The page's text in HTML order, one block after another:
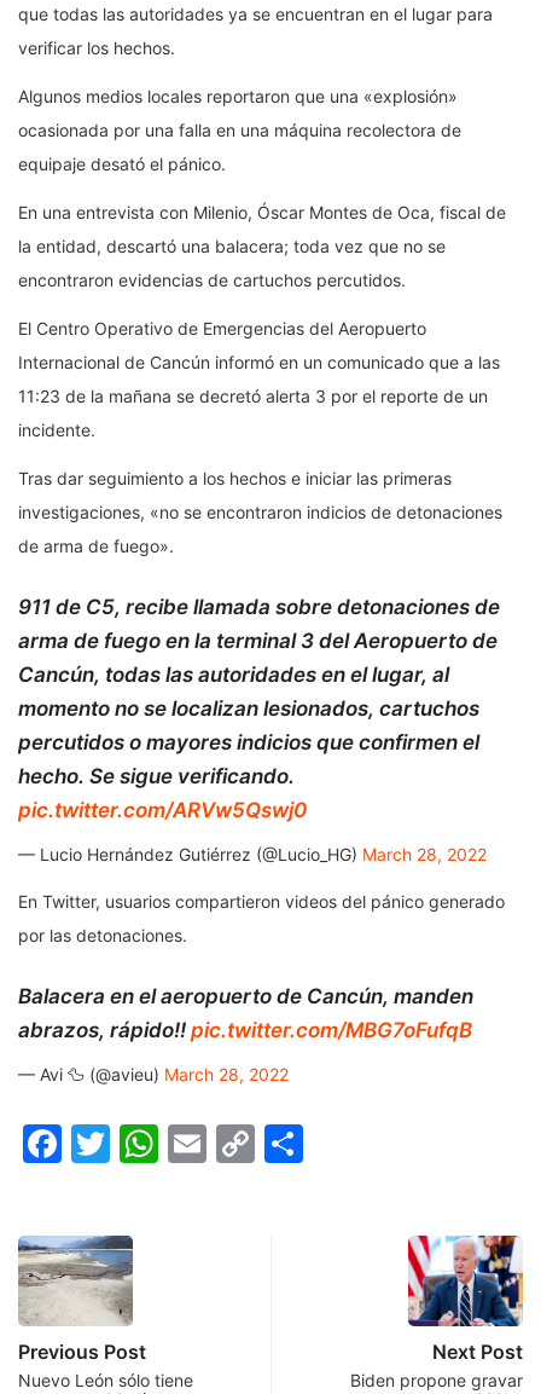
que todas las autoridades ya se encuentran en el lugar para
verificar los hechos.
Algunos medios locales reportaron que una «explosión»
ocasionada por una falla en una máquina recolectora de
equipaje desató el pánico.
En una entrevista con Milenio, Óscar Montes de Oca, fiscal de
la entidad, descartó una balacera; toda vez que no se
encontraron evidencias de cartuchos percutidos.
El Centro Operativo de Emergencias del Aeropuerto
Internacional de Cancún informó en un comunicado que a las
11:23 de la mañana se decretó alerta 3 por el reporte de un
incidente.
Tras dar seguimiento a los hechos e iniciar las primeras
investigaciones, «no se encontraron indicios de detonaciones
de arma de fuego».
911 de C5, recibe llamada sobre detonaciones de
arma de fuego en la terminal 3 del Aeropuerto de
Cancún, todas las autoridades en el lugar, al
momento no se localizan lesionados, cartuchos
percutidos o mayores indicios que confirmen el
hecho. Se sigue verificando.
pic.twitter.com/ARVw5Qswj0
— Lucio Hernández Gutiérrez (@Lucio_HG) March 28, 2022
En Twitter, usuarios compartieron videos del pánico generado
por las detonaciones.
Balacera en el aeropuerto de Cancún, manden
abrazos, rápido!! pic.twitter.com/MBG7oFufqB
— Avi 🦆 (@avieu) March 28, 2022
Facebook
Twitter
WhatsApp
Email
Copy
Previous Post
Nuevo León sólo tiene
Next Post
Biden propone gravar